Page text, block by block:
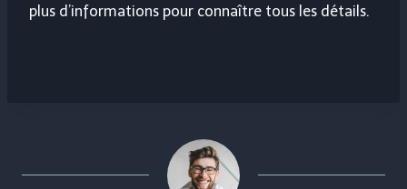
plus d’informations pour connaître tous les détails.